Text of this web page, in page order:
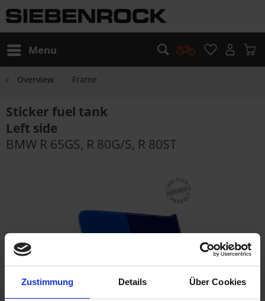
Zustimmung Details Über Cookies
Menu
Overview Frame
Sticker fuel tank
Left side
BMW R 65GS, R 80G/S, R 80ST